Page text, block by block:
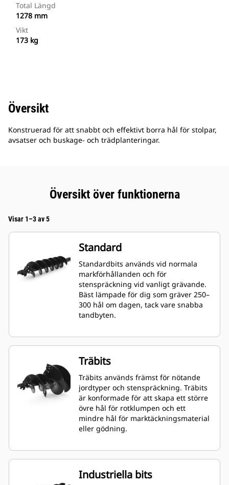
Total Längd
1278 mm
Vikt
173 kg
Översikt
Konstruerad för att snabbt och effektivt borra hål för stolpar,
avsatser och buskage- och trädplanteringar.
Översikt över funktionerna
Visar 1–3 av 5
Standard
Standardbits används vid normala
markförhållanden och för
stenspräckning vid vanligt grävande.
Bäst lämpade för dig som gräver 250–
300 hål om dagen, tack vare snabba
tandbyten.
Träbits
Träbits används främst för nötande
jordtyper och stenspräckning. Träbits
är konformade för att skapa ett större
övre hål för rotklumpen och ett
mindre hål för marktäckningsmaterial
eller gödning.
Industriella bits